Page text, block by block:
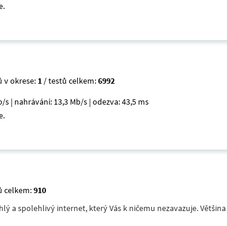
v okrese: 1 / testů celkem:6992
s | nahrávání: 13,3 Mb/s | odezva: 43,5 ms
celkem:910
a spolehlivý internet, který Vás k ničemu nezavazuje.